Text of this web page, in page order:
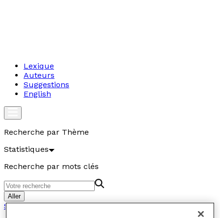
Lexique
Auteurs
Suggestions
English
Recherche par Thème
Statistiques
Recherche par mots clés
Aller
Statistiques